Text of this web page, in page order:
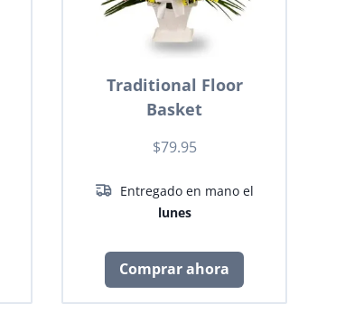
Traditional Floor
Basket
$79.95
Entregado en mano el
lunes
Comprar ahora